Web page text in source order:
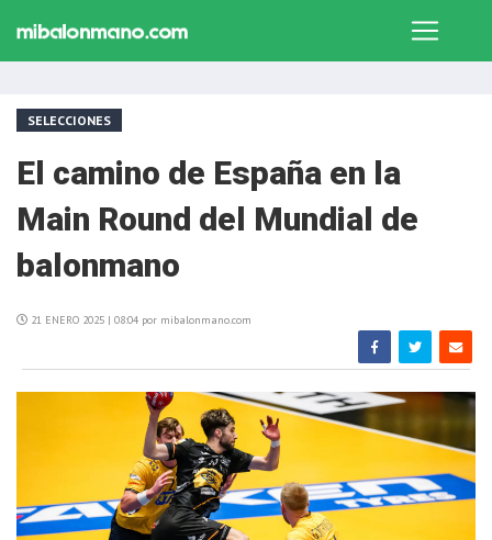
SELECCIONES
El camino de España en la
Main Round del Mundial de
balonmano
21 ENERO 2025 | 08:04 por mibalonmano.com